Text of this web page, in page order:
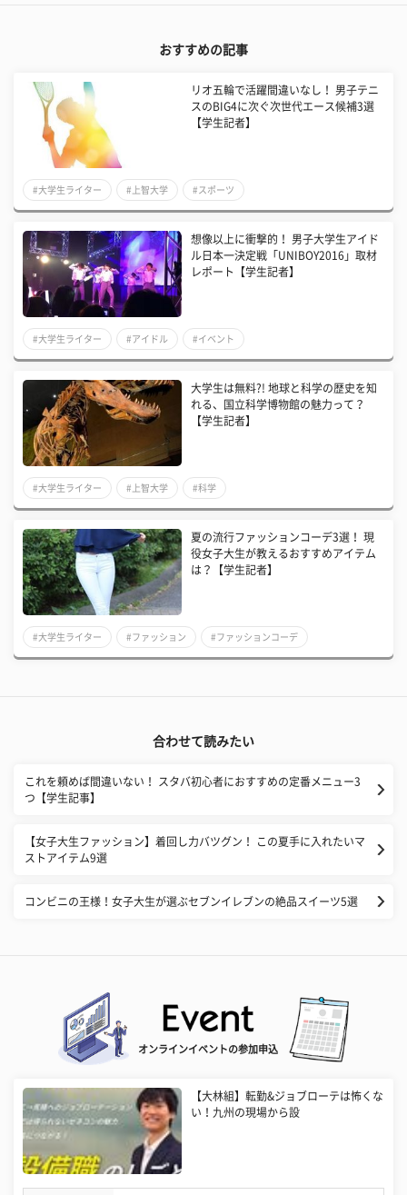
おすすめの記事
リオ五輪で活躍間違いなし！ 男子テニ
スのBIG4に次ぐ次世代エース候補3選
【学生記者】
#大学生ライター #上智大学 #スポーツ
想像以上に衝撃的！ 男子大学生アイド
ル日本一決定戦「UNIBOY2016」取材
レポート【学生記者】
#大学生ライター #アイドル #イベント
大学生は無料?! 地球と科学の歴史を知
れる、国立科学博物館の魅力って？
【学生記者】
#大学生ライター #上智大学 #科学
夏の流行ファッションコーデ3選！ 現
役女子大生が教えるおすすめアイテム
は？【学生記者】
#大学生ライター #ファッション #ファッションコーデ
合わせて読みたい
これを頼めば間違いない！ スタバ初心者におすすめの定番メニュー3
つ【学生記事】
【女子大生ファッション】着回し力バツグン！ この夏手に入れたいマ
ストアイテム9選
コンビニの王様！女子大生が選ぶセブンイレブンの絶品スイーツ5選
オンラインイベントの参加申込
【大林組】転勤&ジョブローテは怖くな
い！九州の現場から設